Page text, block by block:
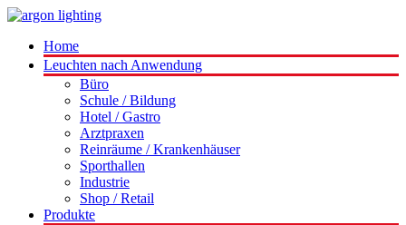
Home
Leuchten nach Anwendung
Büro
Schule / Bildung
Hotel / Gastro
Arztpraxen
Reinräume / Krankenhäuser
Sporthallen
Industrie
Shop / Retail
Produkte